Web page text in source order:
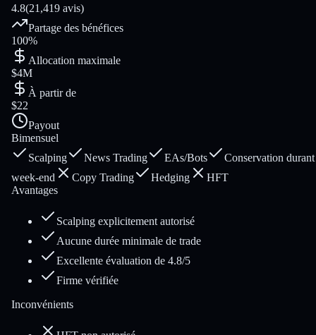
4.8(21,419 avis)
Partage des bénéfices
100%
Allocation maximale
$4M
À partir de
$22
Payout
Bimensuel
Scalping
News Trading EAs/Bots
Conservation
week-end
Copy Trading Hedging
HFT
Avantages
Scalping explicitement autorisé
Aucune durée minimale de trade
Excellente évaluation de 4.8/5
Firme vérifiée
Inconvénients